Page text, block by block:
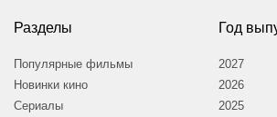
Разделы
Популярные фильмы
Новинки кино
Сериалы
Год
2027
2026
2025